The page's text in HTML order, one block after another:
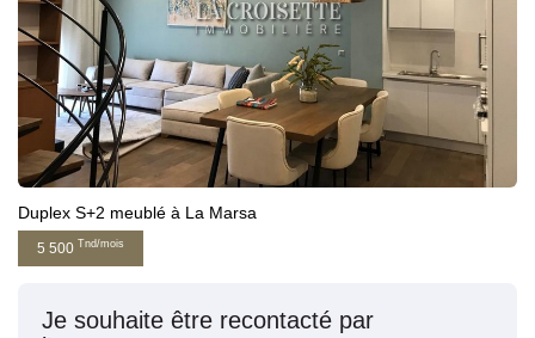
Duplex S+2 meublé à La Marsa
5 500 Tnd/mois
Je souhaite être recontacté par